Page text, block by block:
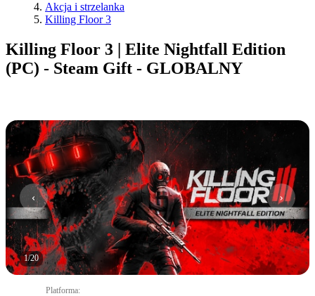
Akcja i strzelanka
Killing Floor 3
Killing Floor 3 | Elite Nightfall Edition
(PC) - Steam Gift - GLOBALNY
1/20
Platforma: